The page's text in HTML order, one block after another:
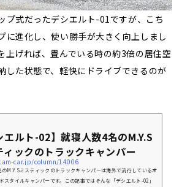
プ式だったデシエルト-01ですが、こち
に進化し、使い勝手が大きく向上しまし
上げれば、畳んでいる時の約3倍の居住空
した状態で、軽快にドライブできるのが
エルト-02】就寝人数4名のM.Y.S
ィックのトラックキャンパー
car.jp/column/14006
のM.Y.Sミスティックのトラックキャンパーは海外で流行しているオ
スタイルキャンパーです。この記事ではそんな「デシエルト-02」